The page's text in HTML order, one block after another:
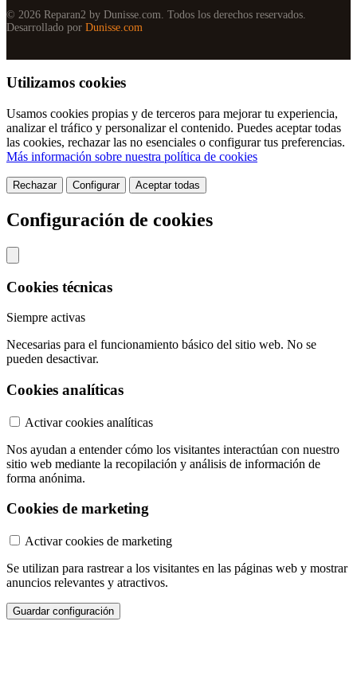
© 2026 Reparan2 by Dunisse.com. Todos los derechos reservados.
Desarrollado por Dunisse.com
Utilizamos cookies
Usamos cookies propias y de terceros para mejorar tu experiencia,
analizar el tráfico y personalizar el contenido. Puedes aceptar todas
las cookies, rechazar las no esenciales o configurar tus preferencias.
Más información sobre nuestra política de cookies
Rechazar Configurar Aceptar todas
Configuración de cookies
Cookies técnicas
Siempre activas
Necesarias para el funcionamiento básico del sitio web. No se
pueden desactivar.
Cookies analíticas
Activar cookies analíticas
Nos ayudan a entender cómo los visitantes interactúan con nuestro
sitio web mediante la recopilación y análisis de información de
forma anónima.
Cookies de marketing
Activar cookies de marketing
Se utilizan para rastrear a los visitantes en las páginas web y mostrar
anuncios relevantes y atractivos.
Guardar configuración